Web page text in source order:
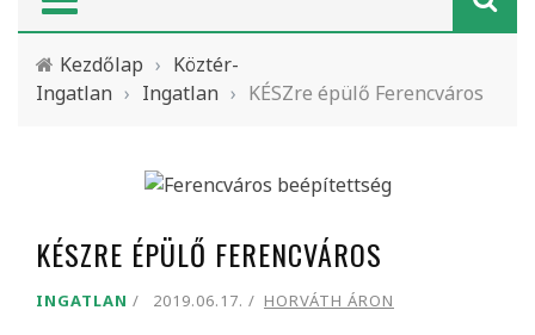
Kezdőlap › Köztér-
Ingatlan › Ingatlan › KÉSZre épülő Ferencváros
KÉSZRE ÉPÜLŐ FERENCVÁROS
INGATLAN 2019.06.17. HORVÁTH ÁRON